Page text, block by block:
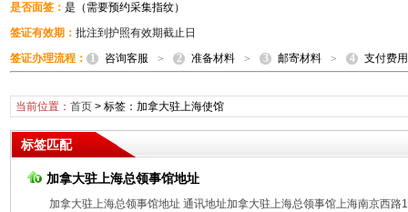
是否面签： 是（需要预约采集指纹）
签证有效期： 批注到护照有效期截止日
签证办理流程： 1 咨询客服 > 2 准备材料 > 3 邮寄材料 > 4 支付费用
当前位置： 首页> 标签：加拿大驻上海使馆
标签匹配
加拿大驻上海总领事馆地址
加拿大驻上海总领事馆地址 通讯地址加拿大驻上海总领事馆上海南京西